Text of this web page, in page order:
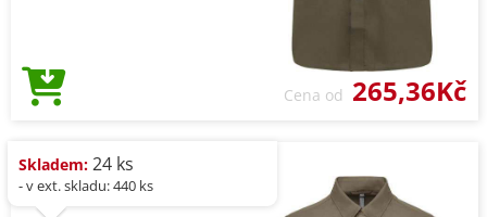
Cena od 265,36Kč
Skladem: 24 ks
- v ext. skladu: 440 ks